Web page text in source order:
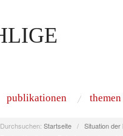
publikationen themen
Durchsuchen: Startseite / Situation